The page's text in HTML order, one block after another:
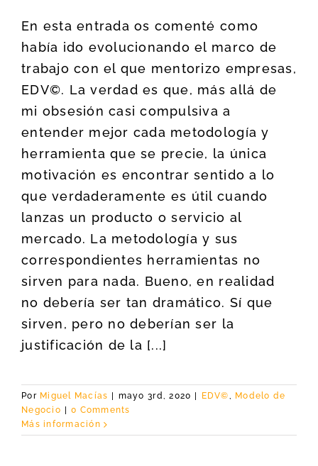
En esta entrada os comenté como
había ido evolucionando el marco de
trabajo con el que mentorizo empresas,
EDV©. La verdad es que, más allá de
mi obsesión casi compulsiva a
entender mejor cada metodología y
herramienta que se precie, la única
motivación es encontrar sentido a lo
que verdaderamente es útil cuando
lanzas un producto o servicio al
mercado. La metodología y sus
correspondientes herramientas no
sirven para nada. Bueno, en realidad
no debería ser tan dramático. Sí que
sirven, pero no deberían ser la
justificación de la [...]
Por Miguel Macías | mayo 3rd, 2020 | EDV©
Modelo de
Negocio | 0 Comments
Más información